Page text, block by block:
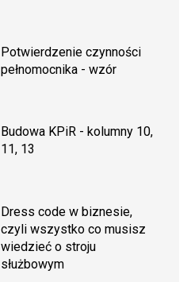
Potwierdzenie czynności
pełnomocnika - wzór
Budowa KPiR - kolumny 10,
11, 13
Dress code w biznesie,
czyli wszystko co musisz
wiedzieć o stroju
służbowym